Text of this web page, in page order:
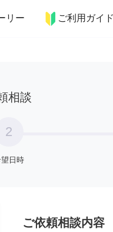
リー ご利用ガイド
ペット 料理
相談
2
日時
ご依頼相談内容